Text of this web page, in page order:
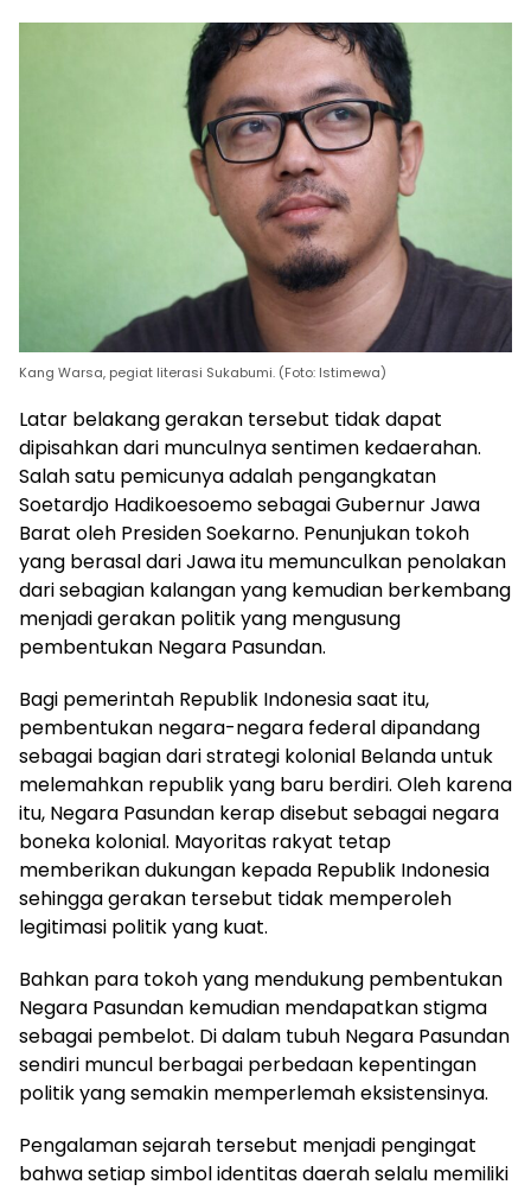
Kang Warsa, pegiat literasi Sukabumi. (Foto: Istimewa)
Latar belakang gerakan tersebut tidak dapat
dipisahkan dari munculnya sentimen kedaerahan.
Salah satu pemicunya adalah pengangkatan
Soetardjo Hadikoesoemo sebagai Gubernur Jawa
Barat oleh Presiden Soekarno. Penunjukan tokoh
yang berasal dari Jawa itu memunculkan penolakan
dari sebagian kalangan yang kemudian berkembang
menjadi gerakan politik yang mengusung
pembentukan Negara Pasundan.
Bagi pemerintah Republik Indonesia saat itu,
pembentukan negara-negara federal dipandang
sebagai bagian dari strategi kolonial Belanda untuk
melemahkan republik yang baru berdiri. Oleh karena
itu, Negara Pasundan kerap disebut sebagai negara
boneka kolonial. Mayoritas rakyat tetap
memberikan dukungan kepada Republik Indonesia
sehingga gerakan tersebut tidak memperoleh
legitimasi politik yang kuat.
Bahkan para tokoh yang mendukung pembentukan
Negara Pasundan kemudian mendapatkan stigma
sebagai pembelot. Di dalam tubuh Negara Pasundan
sendiri muncul berbagai perbedaan kepentingan
politik yang semakin memperlemah eksistensinya.
Pengalaman sejarah tersebut menjadi pengingat
bahwa setiap simbol identitas daerah selalu memiliki